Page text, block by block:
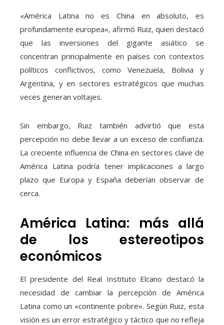
«América Latina no es China en absoluto, es
profundamente europea», afirmó Ruiz, quien destacó
que las inversiones del gigante asiático se
concentran principalmente en países con contextos
políticos conflictivos, como Venezuela, Bolivia y
Argentina, y en sectores estratégicos que muchas
veces generan voltajes.
Sin embargo, Ruiz también advirtió que esta
percepción no debe llevar a un exceso de confianza.
La creciente influencia de China en sectores clave de
América Latina podría tener implicaciones a largo
plazo que Europa y España deberían observar de
cerca.
América Latina: más allá
de los estereotipos
económicos
El presidente del Real Instituto Elcano destacó la
necesidad de cambiar la percepción de América
Latina como un «continente pobre». Según Ruiz, esta
visión es un error estratégico y táctico que no refleja